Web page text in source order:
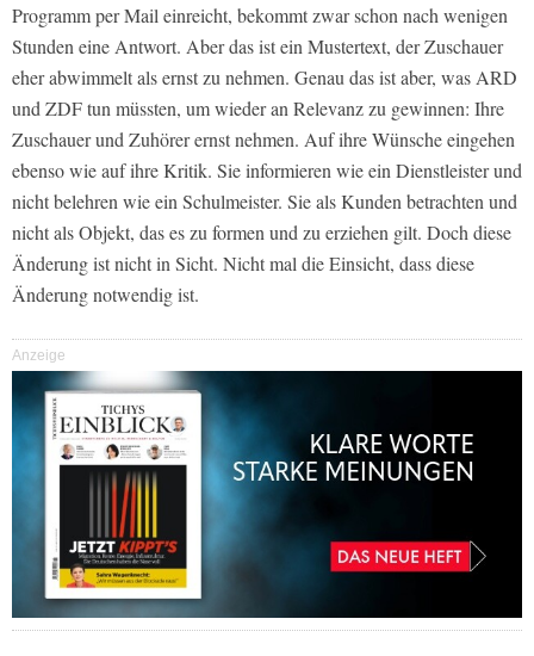
Programm per Mail einreicht, bekommt zwar schon nach wenigen
Stunden eine Antwort. Aber das ist ein Mustertext, der Zuschauer
eher abwimmelt als ernst zu nehmen. Genau das ist aber, was ARD
und ZDF tun müssten, um wieder an Relevanz zu gewinnen: Ihre
Zuschauer und Zuhörer ernst nehmen. Auf ihre Wünsche eingehen
ebenso wie auf ihre Kritik. Sie informieren wie ein Dienstleister und
nicht belehren wie ein Schulmeister. Sie als Kunden betrachten und
nicht als Objekt, das es zu formen und zu erziehen gilt. Doch diese
Änderung ist nicht in Sicht. Nicht mal die Einsicht, dass diese
Änderung notwendig ist.
Anzeige